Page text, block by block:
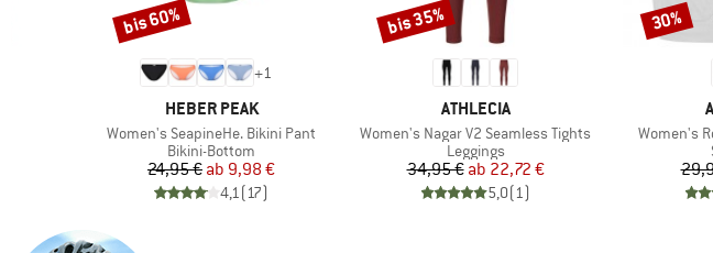
+1
MARKE
HEBER PEAK
Artikel
Women's SeapineHe. Bikini Pant
Produktgruppe
Bikini-Bottom
Preis
24,95 € reduzierter Preis
ab 9,98 €
4,1(17)
Rabatt
bis 60%
MARKE
ATHLECIA
Artikel
Women's Nagar V2 Seamless Tights
Produktgruppe
Leggings
Preis
34,95 € reduzierter Preis
ab 22,72 €
5,0(1)
Rabatt
bis 35%
Artikel
Women's
Rabatt
30%